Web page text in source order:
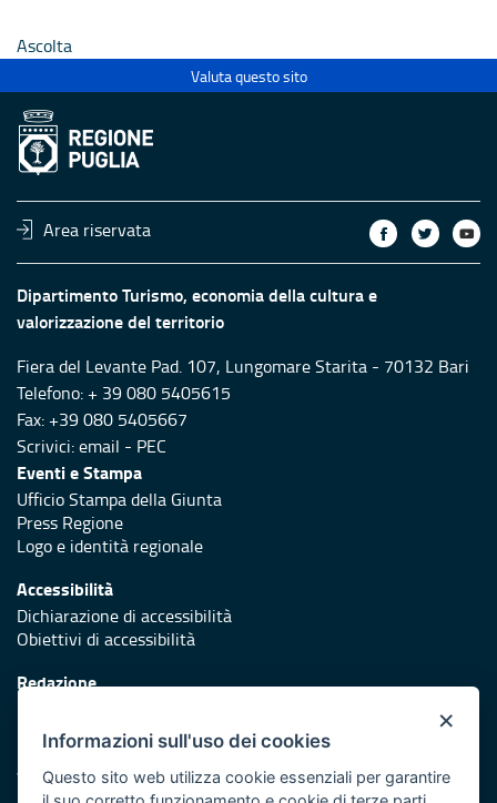
Ascolta
Valuta questo sito
Area riservata
Dipartimento Turismo, economia della cultura e
valorizzazione del territorio
Fiera del Levante Pad. 107, Lungomare Starita - 70132 Bari
Telefono: + 39 080 5405615
Fax: +39 080 5405667
Scrivici:email - PEC
Eventi e Stampa
Ufficio Stampa della Giunta
Press Regione
Logo e identità regionale
Accessibilità
Dichiarazione di accessibilità
Obiettivi di accessibilità
Redazione
Protezione civile
Vai al sito di Protezione Civile Puglia
×
Informazioni sull'uso dei cookies
Questo sito web utilizza cookie essenziali per garantire